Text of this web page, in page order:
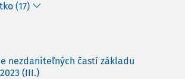
(17)
nezdaniteľných častí základu
(III.)